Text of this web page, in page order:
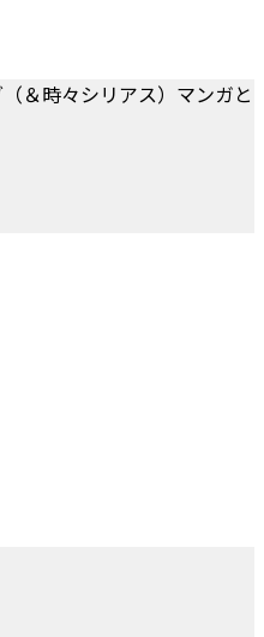
＆時々シリアス）マンガと